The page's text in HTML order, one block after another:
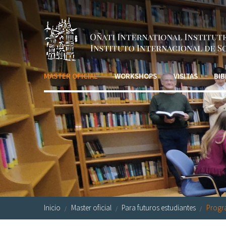
Pasar al contenido principal
MASTER OFICIAL WORKSHOPS VISITAS
Inicio Master oficial Para futuros estudiantes